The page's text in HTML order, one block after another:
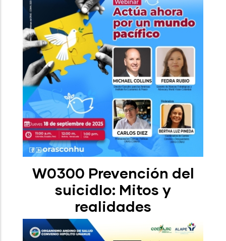
W0300 Prevención del
suicidIo: Mitos y
realidades